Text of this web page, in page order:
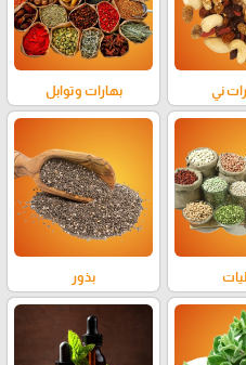
ني بهارات وتوابل
بذور